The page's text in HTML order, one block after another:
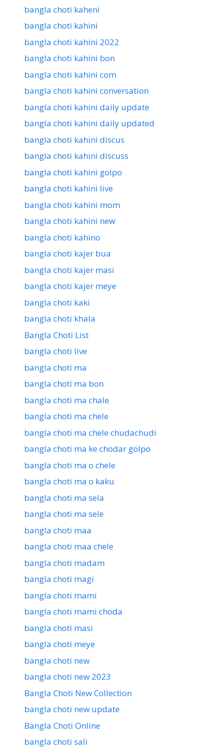
bangla choti kaheni
bangla choti kahini
bangla choti kahini 2022
bangla choti kahini bon
bangla choti kahini com
bangla choti kahini conversation
bangla choti kahini daily update
bangla choti kahini daily updated
bangla choti kahini discus
bangla choti kahini discuss
bangla choti kahini golpo
bangla choti kahini live
bangla choti kahini mom
bangla choti kahini new
bangla choti kahino
bangla choti kajer bua
bangla choti kajer masi
bangla choti kajer meye
bangla choti kaki
bangla choti khala
Bangla Choti List
bangla choti live
bangla choti ma
bangla choti ma bon
bangla choti ma chale
bangla choti ma chele
bangla choti ma chele chudachudi
bangla choti ma ke chodar golpo
bangla choti ma o chele
bangla choti ma o kaku
bangla choti ma sela
bangla choti ma sele
bangla choti maa
bangla choti maa chele
bangla choti madam
bangla choti magi
bangla choti mami
bangla choti mami choda
bangla choti masi
bangla choti meye
bangla choti new
bangla choti new 2023
Bangla Choti New Collection
bangla choti new update
Bangla Choti Online
bangla choti sali